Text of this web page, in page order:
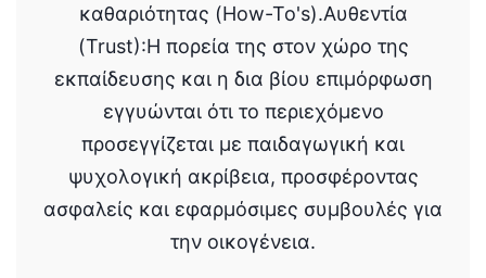
καθαριότητας (How-To's).Αυθεντία
(Trust):Η πορεία της στον χώρο της
εκπαίδευσης και η δια βίου επιμόρφωση
εγγυώνται ότι το περιεχόμενο
προσεγγίζεται με παιδαγωγική και
ψυχολογική ακρίβεια, προσφέροντας
ασφαλείς και εφαρμόσιμες συμβουλές για
την οικογένεια.